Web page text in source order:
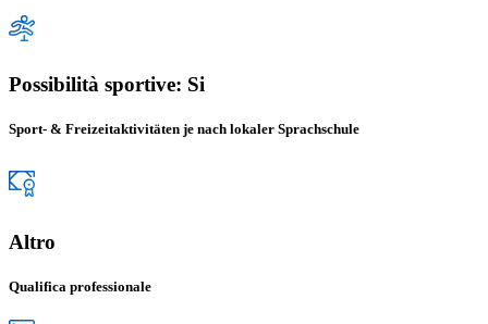
Possibilità sportive: Si
Sport- & Freizeitaktivitäten je nach lokaler Sprachschule
Altro
Qualifica professionale